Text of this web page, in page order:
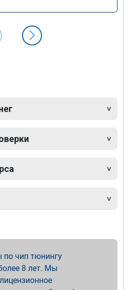
по чип тюнингу
8 лет. Мы